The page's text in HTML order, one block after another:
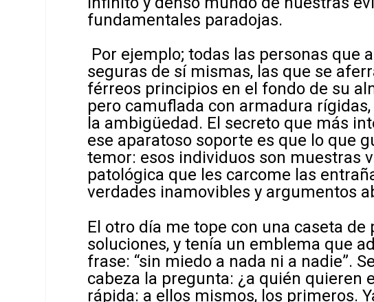
fundamentales paradojas.
Por ejemplo; todas las personas que
seguras de sí mismas, las que se
férreos principios en el fondo de su
pero camuflada con armadura
la ambigüedad. El secreto que más
ese aparatoso soporte es que lo que
temor: esos individuos son muestras
patológica que les carcome las
verdades inamovibles y argumentos
El otro día me tope con una caseta
soluciones, y tenía un emblema que
frase: “sin miedo a nada ni a nadie”.
cabeza la pregunta: ¿a quién quieren
rápida: a ellos mismos, los primeros.